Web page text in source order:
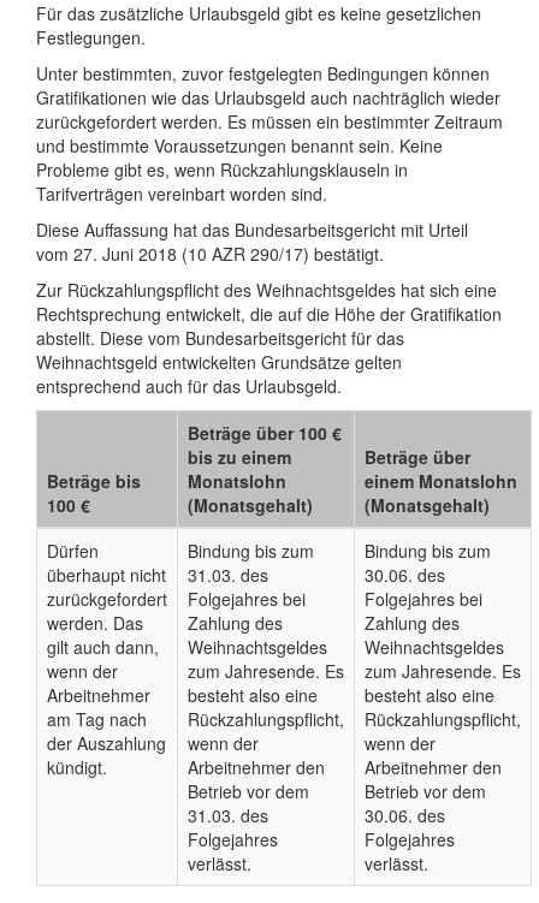
Für das zusätzliche Urlaubsgeld gibt es keine gesetzlichen
Festlegungen.
Unter bestimmten, zuvor festgelegten Bedingungen können
Gratifikationen wie das Urlaubsgeld auch nachträglich wieder
zurückgefordert werden. Es müssen ein bestimmter Zeitraum
und bestimmte Voraussetzungen benannt sein. Keine
Probleme gibt es, wenn Rückzahlungsklauseln in
Tarifverträgen vereinbart worden sind.
Diese Auffassung hat das Bundesarbeitsgericht mit Urteil
vom 27. Juni 2018 (10 AZR 290/17) bestätigt.
Zur Rückzahlungspflicht des Weihnachtsgeldes hat sich eine
Rechtsprechung entwickelt, die auf die Höhe der Gratifikation
abstellt. Diese vom Bundesarbeitsgericht für das
Weihnachtsgeld entwickelten Grundsätze gelten
entsprechend auch für das Urlaubsgeld.
Beträge bis
100 €
Beträge über 100 €
bis zu einem
Monatslohn
(Monatsgehalt)
Beträge über
einem Monatslohn
(Monatsgehalt)
Dürfen
überhaupt nicht
zurückgefordert
werden. Das
gilt auch dann,
wenn der
Arbeitnehmer
am Tag nach
der Auszahlung
kündigt.
Bindung bis zum
31.03. des
Folgejahres bei
Zahlung des
Weihnachtsgeldes
zum Jahresende. Es
besteht also eine
Rückzahlungspflicht,
wenn der
Arbeitnehmer den
Betrieb vor dem
31.03. des
Folgejahres
verlässt.
Bindung bis zum
30.06. des
Folgejahres bei
Zahlung des
Weihnachtsgeldes
zum Jahresende. Es
besteht also eine
Rückzahlungspflicht,
wenn der
Arbeitnehmer den
Betrieb vor dem
30.06. des
Folgejahres
verlässt.